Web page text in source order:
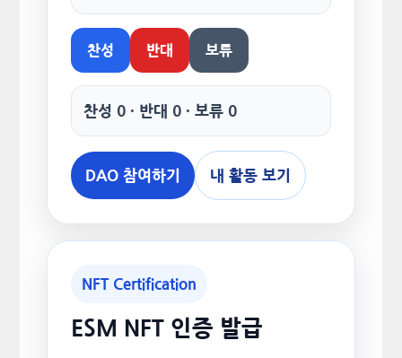
찬성 반대 보류
찬성 0 · 반대 0 · 보류 0
DAO 참여하기 내 활동 보기
NFT Certification
ESM NFT 인증 발급